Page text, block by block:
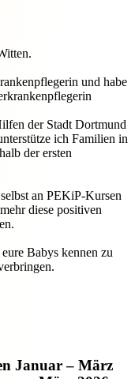
und habe
der Stadt Dortmund
ich Familien in
der ersten
an PEKiP-Kursen
diese positiven
Babys kennen zu
Januar – März